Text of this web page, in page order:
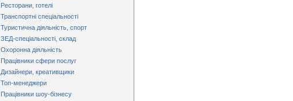
Ресторани, готелі
Транспортні спеціальності
Туристична діяльність, спорт
ЗЕД-спеціальності, склад
Охоронна діяльність
Працівники сфери послуг
Дизайнери, креативщики
Топ-менеджери
Працівники шоу-бізнесу